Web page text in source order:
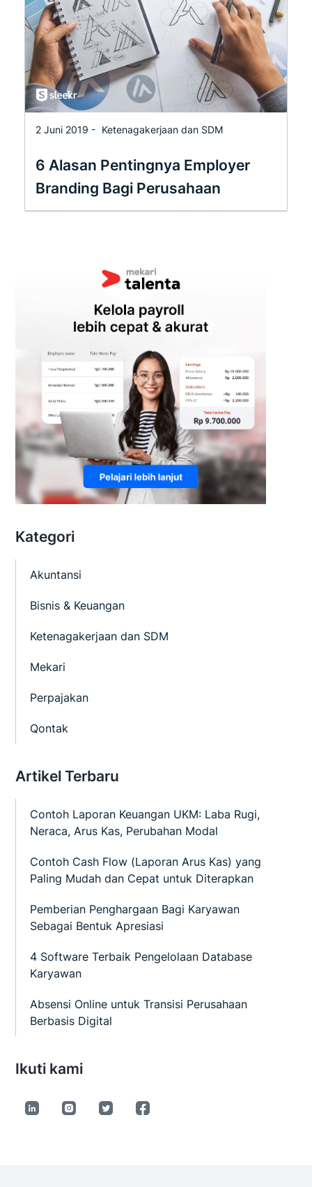
2 Juni 2019 - Ketenagakerjaan dan SDM
6 Alasan Pentingnya Employer
Branding Bagi Perusahaan
Kategori
Akuntansi
Bisnis & Keuangan
Ketenagakerjaan dan SDM
Mekari
Perpajakan
Qontak
Artikel Terbaru
Contoh Laporan Keuangan UKM: Laba Rugi,
Neraca, Arus Kas, Perubahan Modal
Contoh Cash Flow (Laporan Arus Kas) yang
Paling Mudah dan Cepat untuk Diterapkan
Pemberian Penghargaan Bagi Karyawan
Sebagai Bentuk Apresiasi
4 Software Terbaik Pengelolaan Database
Karyawan
Absensi Online untuk Transisi Perusahaan
Berbasis Digital
Ikuti kami